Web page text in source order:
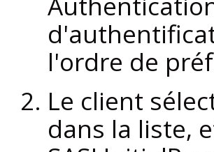
l'ordre de
Le client
dans la liste,